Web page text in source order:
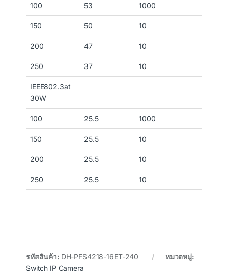
100 53 1000
150 50 10
200 47 10
250 37 10
IEEE802.3at
30W
100 25.5 1000
150 25.5 10
200 25.5 10
250 25.5 10
รหัสสินค้า: DH-PFS4218-16ET-240
หมวดหมู่:
Switch IP Camera